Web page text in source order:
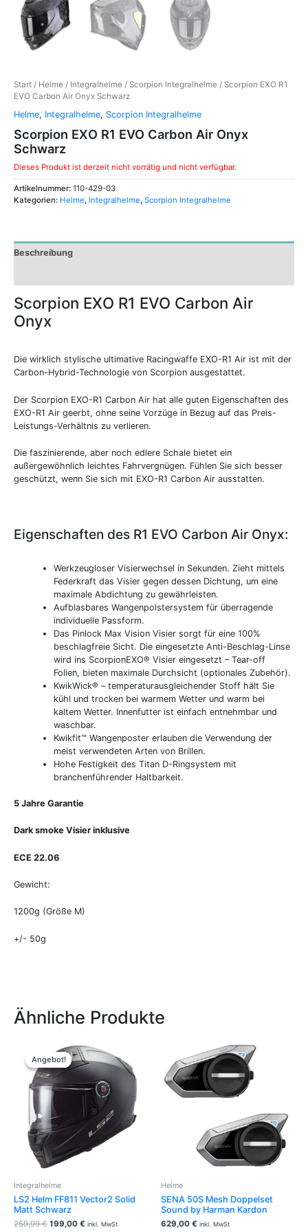
Start / Helme / Integralhelme / Scorpion Integralhelme / Scorpion EXO R1
EVO Carbon Air Onyx Schwarz
Helme, Integralhelme, Scorpion Integralhelme
Scorpion EXO R1 EVO Carbon Air Onyx
Schwarz
Dieses Produkt ist derzeit nicht vorrätig und nicht verfügbar.
Artikelnummer: 110-429-03
Kategorien: Helme, Integralhelme, Scorpion Integralhelme
Beschreibung
Scorpion EXO R1 EVO Carbon Air
Onyx
Die wirklich stylische ultimative Racingwaffe EXO-R1 Air ist mit der
Carbon-Hybrid-Technologie von Scorpion ausgestattet.
Der Scorpion EXO-R1 Carbon Air hat alle guten Eigenschaften des
EXO-R1 Air geerbt, ohne seine Vorzüge in Bezug auf das Preis-
Leistungs-Verhältnis zu verlieren.
Die faszinierende, aber noch edlere Schale bietet ein
außergewöhnlich leichtes Fahrvergnügen. Fühlen Sie sich besser
geschützt, wenn Sie sich mit EXO-R1 Carbon Air ausstatten.
Eigenschaften des R1 EVO Carbon Air Onyx:
Werkzeugloser Visierwechsel in Sekunden. Zieht mittels
Federkraft das Visier gegen dessen Dichtung, um eine
maximale Abdichtung zu gewährleisten.
Aufblasbares Wangenpolstersystem für überragende
individuelle Passform.
Das Pinlock Max Vision Visier sorgt für eine 100%
beschlagfreie Sicht. Die eingesetzte Anti-Beschlag-Linse
wird ins ScorpionEXO® Visier eingesetzt – Tear-off
Folien, bieten maximale Durchsicht (optionales Zubehör).
KwikWick® – temperaturausgleichender Stoff hält Sie
kühl und trocken bei warmem Wetter und warm bei
kaltem Wetter. Innenfutter ist einfach entnehmbar und
waschbar.
Kwikfit™ Wangenposter erlauben die Verwendung der
meist verwendeten Arten von Brillen.
Hohe Festigkeit des Titan D-Ringsystem mit
branchenführender Haltbarkeit.
5 Jahre Garantie
Dark smoke Visier inklusive
ECE 22.06
Gewicht:
1200g (Größe M)
+/- 50g
Ähnliche Produkte
Angebot!
Angebot!
Integralhelme
LS2 Helm FF811 Vector2 Solid
Matt Schwarz
259,99€
Ursprünglicher
Preis
war:
259,99 €
199,00 €
Aktueller
Preis
ist:
199,00 €.
inkl. MwSt
Produkt
weist
Varianten
auf.
Die
Produktseite
gewählt
Helme
SENA 50S Mesh Doppelset
Sound by Harman Kardon
629,00 € inkl. MwSt